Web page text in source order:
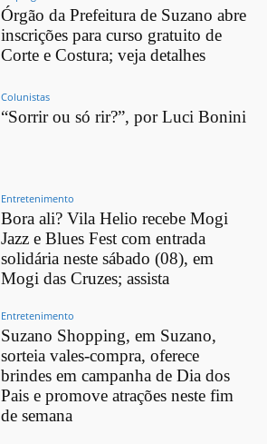
Órgão da Prefeitura de Suzano abre
inscrições para curso gratuito de
Corte e Costura; veja detalhes
Colunistas
“Sorrir ou só rir?”, por Luci Bonini
Entretenimento
Bora ali? Vila Helio recebe Mogi
Jazz e Blues Fest com entrada
solidária neste sábado (08), em
Mogi das Cruzes; assista
Entretenimento
Suzano Shopping, em Suzano,
sorteia vales-compra, oferece
brindes em campanha de Dia dos
Pais e promove atrações neste fim
de semana